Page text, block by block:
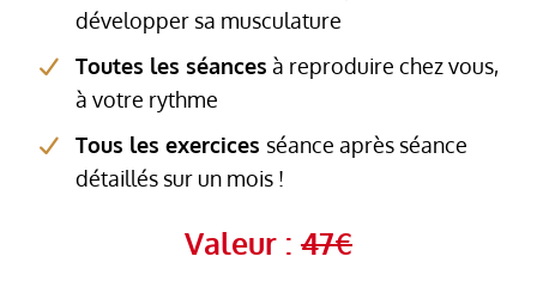
développer sa musculature
Toutes les séances à reproduire chez vous,
à votre rythme
Tous les exercices séance après séance
détaillés sur un mois !
Valeur : 47€